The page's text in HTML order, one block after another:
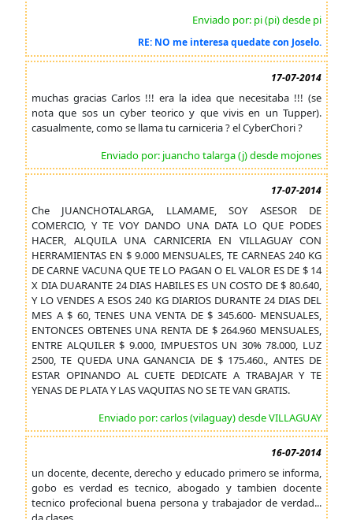
Enviado por: pi (pi) desde pi
RE: NO me interesa quedate con Joselo.
17-07-2014
muchas gracias Carlos !!! era la idea que necesitaba !!! (se
nota que sos un cyber teorico y que vivis en un Tupper).
casualmente, como se llama tu carniceria ? el CyberChori ?
Enviado por: juancho talarga (j) desde mojones
17-07-2014
Che JUANCHOTALARGA, LLAMAME, SOY ASESOR DE
COMERCIO, Y TE VOY DANDO UNA DATA LO QUE PODES
HACER, ALQUILA UNA CARNICERIA EN VILLAGUAY CON
HERRAMIENTAS EN $ 9.000 MENSUALES, TE CARNEAS 240 KG
DE CARNE VACUNA QUE TE LO PAGAN O EL VALOR ES DE $ 14
X DIA DUARANTE 24 DIAS HABILES ES UN COSTO DE $ 80.640,
Y LO VENDES A ESOS 240 KG DIARIOS DURANTE 24 DIAS DEL
MES A $ 60, TENES UNA VENTA DE $ 345.600- MENSUALES,
ENTONCES OBTENES UNA RENTA DE $ 264.960 MENSUALES,
ENTRE ALQUILER $ 9.000, IMPUESTOS UN 30% 78.000, LUZ
2500, TE QUEDA UNA GANANCIA DE $ 175.460., ANTES DE
ESTAR OPINANDO AL CUETE DEDICATE A TRABAJAR Y TE
YENAS DE PLATA Y LAS VAQUITAS NO SE TE VAN GRATIS.
Enviado por: carlos (vilaguay) desde VILLAGUAY
16-07-2014
un docente, decente, derecho y educado primero se informa,
gobo es verdad es tecnico, abogado y tambien docente
tecnico profecional buena persona y trabajador de verdad...